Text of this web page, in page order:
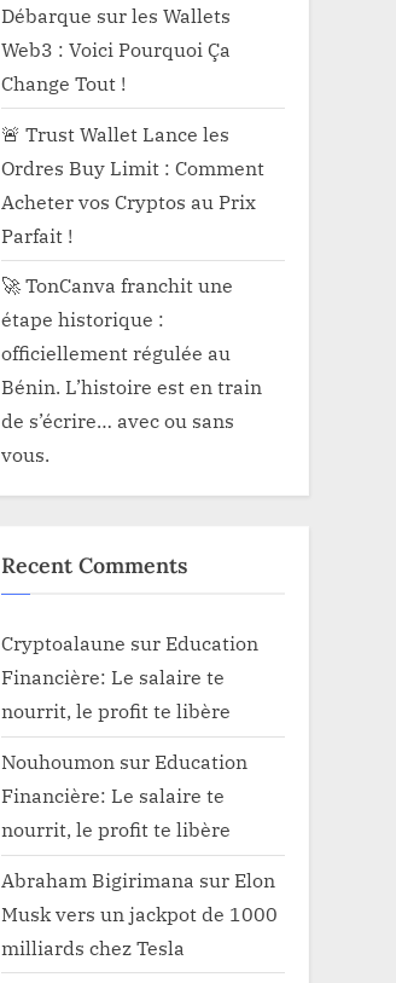
Débarque sur les Wallets
Web3 : Voici Pourquoi Ça
Change Tout !
🚨 Trust Wallet Lance les
Ordres Buy Limit : Comment
Acheter vos Cryptos au Prix
Parfait !
🚀 TonCanva franchit une
étape historique :
officiellement régulée au
Bénin. L’histoire est en train
de s’écrire… avec ou sans
vous.
Recent Comments
Cryptoalaune surEducation
Financière: Le salaire te
nourrit, le profit te libère
Nouhoumon surEducation
Financière: Le salaire te
nourrit, le profit te libère
Abraham Bigirimana surElon
Musk vers un jackpot de 1000
milliards chez Tesla